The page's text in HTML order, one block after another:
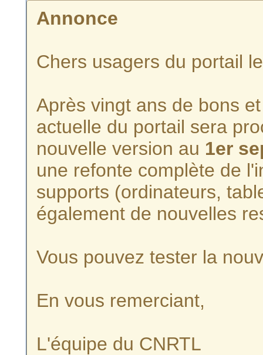
Annonce
Chers usagers du portail
Après vingt ans de bons
actuelle du portail sera
nouvelle version au 1er
une refonte complète de
supports (ordinateurs,
également de nouvelles
Vous pouvez tester la
En vous remerciant,
L'équipe du CNRTL